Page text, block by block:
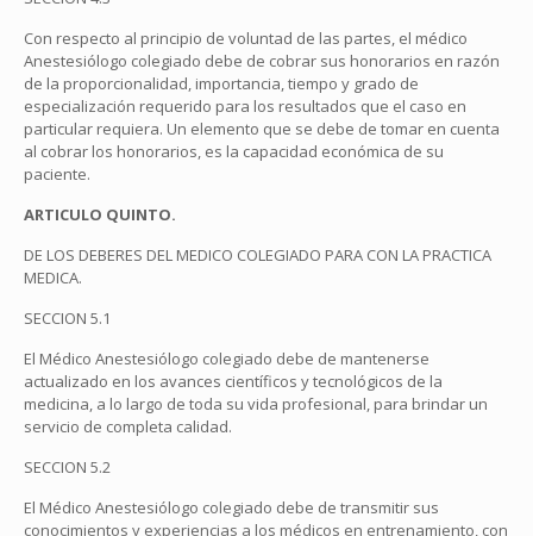
Con respecto al principio de voluntad de las partes, el médico
Anestesiólogo colegiado debe de cobrar sus honorarios en razón
de la proporcionalidad, importancia, tiempo y grado de
especialización requerido para los resultados que el caso en
particular requiera. Un elemento que se debe de tomar en cuenta
al cobrar los honorarios, es la capacidad económica de su
paciente.
ARTICULO QUINTO.
DE LOS DEBERES DEL MEDICO COLEGIADO PARA CON LA PRACTICA
MEDICA.
SECCION 5.1
El Médico Anestesiólogo colegiado debe de mantenerse
actualizado en los avances científicos y tecnológicos de la
medicina, a lo largo de toda su vida profesional, para brindar un
servicio de completa calidad.
SECCION 5.2
El Médico Anestesiólogo colegiado debe de transmitir sus
conocimientos y experiencias a los médicos en entrenamiento, con